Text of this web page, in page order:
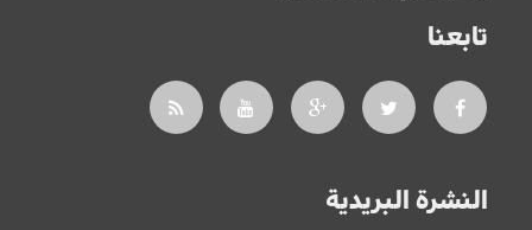
تابعنا
النشرة البريدية